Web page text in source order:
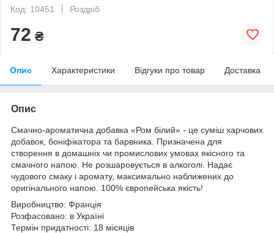
Код: 10451
Роздріб
72 ₴
Опис Характеристики Відгуки про товар Доставка
Опис
Смачно-ароматична добавка «Ром білий» - це суміш харчових
добавок, боніфікатора та барвника. Призначена для
створення в домашніх чи промислових умовах якісного та
смачного напою. Не розшаровується в алкоголі. Надає
чудового смаку і аромату, максимально наближених до
оригінального напою. 100% європейська якість!
Виробництво: Франція
Розфасовано: в Україні
Термін придатності: 18 місяців